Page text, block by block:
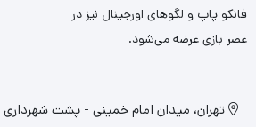
فانکو پاپ و لگوهای اورجینال نیز در
عصر بازی عرضه می‌شود.
تهران، میدان امام خمینی - پشت شهرداری